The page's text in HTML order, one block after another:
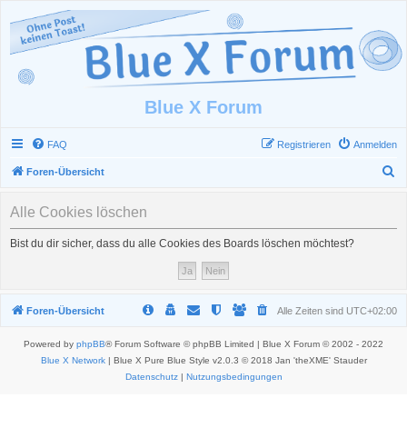
Blue X Forum
FAQ Anmelden
Registrieren
Foren-Übersicht
Alle Cookies löschen
Bist du dir sicher, dass du alle Cookies des Boards löschen möchtest?
Foren-Übersicht Alle Zeiten sind UTC+02:00
Powered by phpBB® Forum Software © phpBB Limited | Blue X Forum © 2002 - 2022
Blue X Network| Blue X Pure Blue Style v2.0.3 © 2018 Jan 'theXME' Stauder
Datenschutz| Nutzungsbedingungen